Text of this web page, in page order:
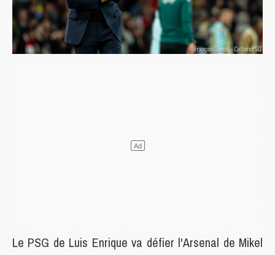
Le PSG de Luis Enrique va défier l'Arsenal de Mikel